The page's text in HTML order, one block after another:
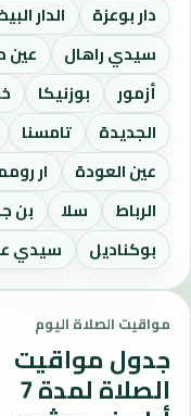
دار بوعزة
الدار
سيدي راهال
عين
أزمور
بوزنيكا
الجديدة
تامسنا
عين العودة
ار
الرباط
سلا بن
بوكناديل
سيدي
مواقيت الصلاة اليوم
جدول مواقيت
الصلاة لمدة 7